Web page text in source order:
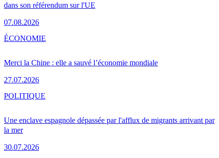
dans son référendum sur l'UE
07.08.2026
Merci la Chine : elle a sauvé l’économie mondiale
27.07.2026
ÉCONOMIE
Une enclave espagnole dépassée par l'afflux de migrants arrivant par
la mer
30.07.2026
POLITIQUE